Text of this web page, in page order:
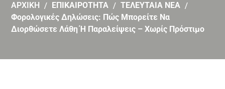
ΑΡΧΙΚΗ ΕΠΙΚΑΙΡΟΤΗΤΑ
ΤΕΛΕΥΤΑΙΑ ΝΕΑ
Φορολογικές Δηλώσεις: Πώς Μπορείτε Να
Διορθώσετε Λάθη Ή Παραλείψεις – Χωρίς Πρόστιμο